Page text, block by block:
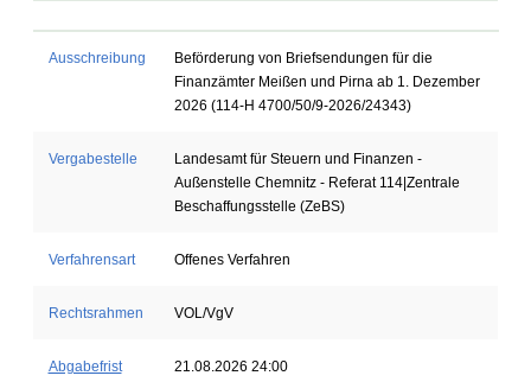
Ausschreibung
Beförderung von Briefsendungen für die
Finanzämter Meißen und Pirna ab 1. Dezember
2026 (114-H 4700/50/9-2026/24343)
Vergabestelle
Landesamt für Steuern und Finanzen -
Außenstelle Chemnitz - Referat 114|Zentrale
Beschaffungsstelle (ZeBS)
Verfahrensart Offenes Verfahren
Rechtsrahmen VOL/VgV
Abgabefrist 21.08.2026 24:00